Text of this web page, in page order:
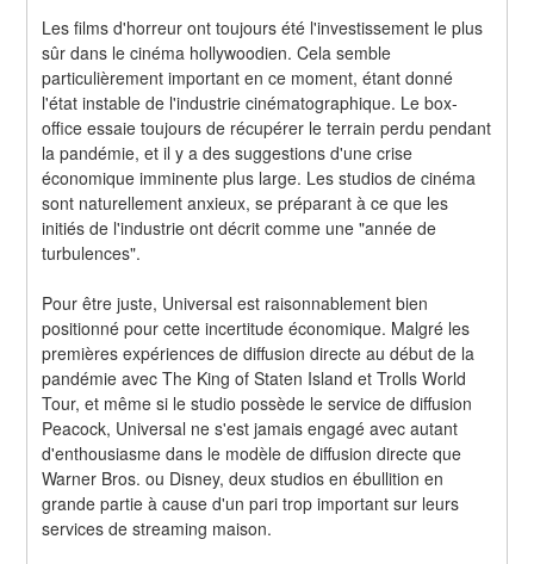
Les films d'horreur ont toujours été l'investissement le plus
sûr dans le cinéma hollywoodien. Cela semble
particulièrement important en ce moment, étant donné
l'état instable de l'industrie cinématographique. Le box-
office essaie toujours de récupérer le terrain perdu pendant
la pandémie, et il y a des suggestions d'une crise
économique imminente plus large. Les studios de cinéma
sont naturellement anxieux, se préparant à ce que les
initiés de l'industrie ont décrit comme une "année de
turbulences".
Pour être juste, Universal est raisonnablement bien
positionné pour cette incertitude économique. Malgré les
premières expériences de diffusion directe au début de la
pandémie avec The King of Staten Island et Trolls World
Tour, et même si le studio possède le service de diffusion
Peacock, Universal ne s'est jamais engagé avec autant
d'enthousiasme dans le modèle de diffusion directe que
Warner Bros. ou Disney, deux studios en ébullition en
grande partie à cause d'un pari trop important sur leurs
services de streaming maison.